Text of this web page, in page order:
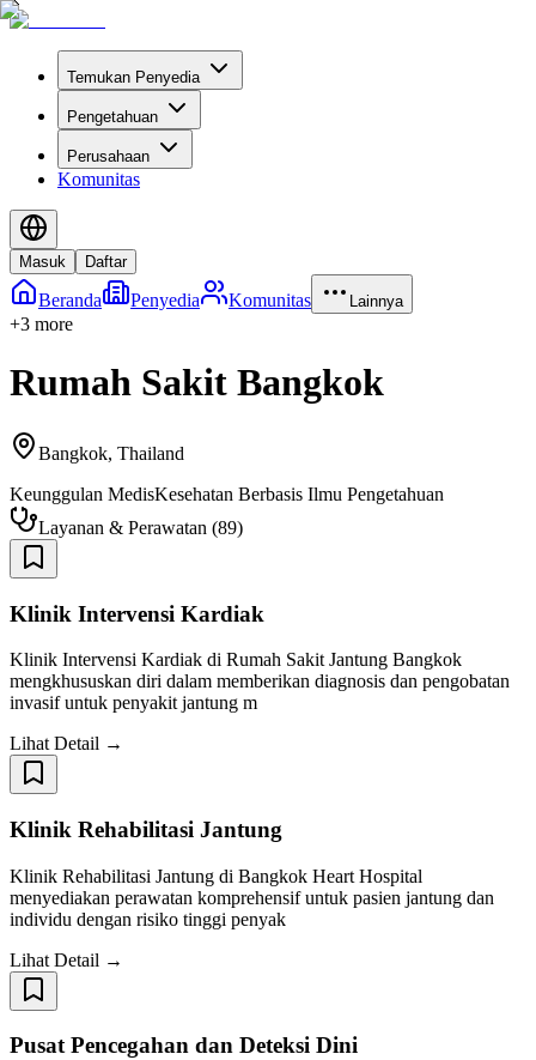
Temukan Penyedia
Pengetahuan
Perusahaan
Komunitas
Masuk Daftar
Beranda Penyedia Komunitas Lainnya
+3 more
Rumah Sakit Bangkok
Bangkok, Thailand
Keunggulan MedisKesehatan Berbasis Ilmu Pengetahuan
Layanan & Perawatan (89)
Klinik Intervensi Kardiak
Klinik Intervensi Kardiak di Rumah Sakit Jantung Bangkok
mengkhususkan diri dalam memberikan diagnosis dan pengobatan
invasif untuk penyakit jantung m
Lihat Detail →
Klinik Rehabilitasi Jantung
Klinik Rehabilitasi Jantung di Bangkok Heart Hospital
menyediakan perawatan komprehensif untuk pasien jantung dan
individu dengan risiko tinggi penyak
Lihat Detail →
Pusat Pencegahan dan Deteksi Dini